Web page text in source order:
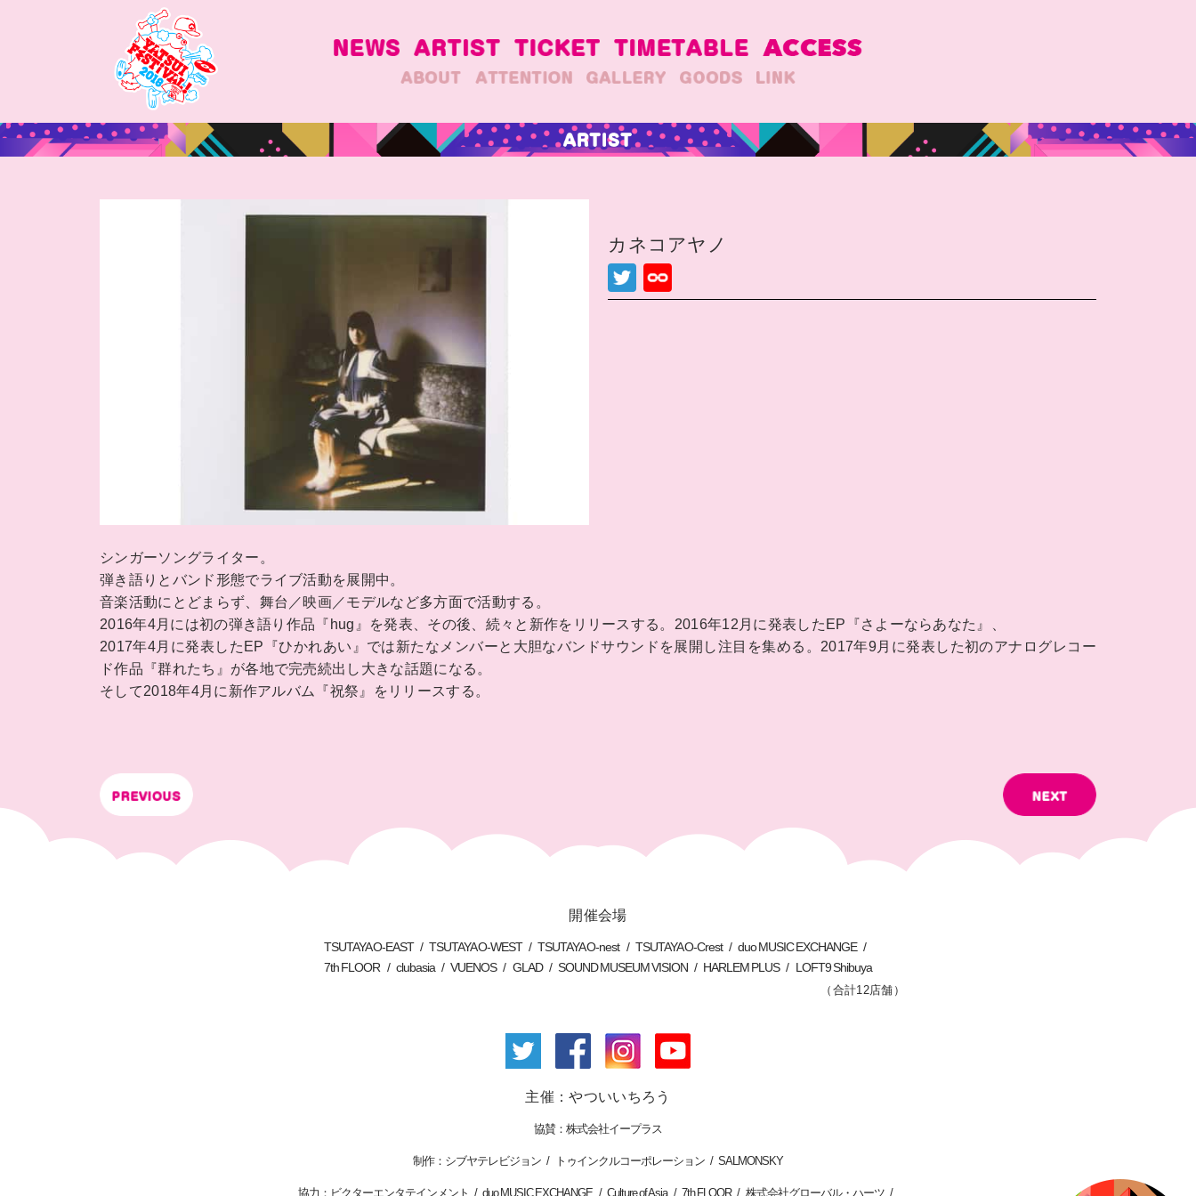
カネコアヤノ
シンガーソングライター。
弾き語りとバンド形態でライブ活動を展開中。
音楽活動にとどまらず、舞台／映画／モデルなど多方面で活動する。
2016年4月には初の弾き語り作品『hug』を発表、その後、続々と新作をリリースする。2016年12月に発表したEP『さよーならあなた』、
2017年4月に発表したEP『ひかれあい』では新たなメンバーと大胆なバンドサウンドを展開し注目を集める。2017年9月に発表した初のアナログレコー
ド作品『群れたち』が各地で完売続出し大きな話題になる。
そして2018年4月に新作アルバム『祝祭』をリリースする。
開催会場
TSUTAYA O-EAST TSUTAYA O-WEST TSUTAYA O-nest TSUTAYA O-Crest
duo MUSIC EXCHANGE
7th FLOOR
clubasia VUENOS GLAD SOUND MUSEUM VISION HARLEM PLUS LOFT9 Shibuya
（合計12店舗）
主催：やついいちろう
株式会社イープラス
シブヤテレビジョン トゥインクルコーポレーション SALMONSKY
ビクターエンタテインメント duo MUSIC EXCHANGE Culture of Asia 7th FLOOR 株式会社グローバル・ハーツ